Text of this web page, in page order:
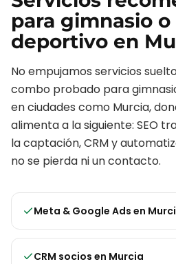
para gimnasio
deportivo en
No empujamos servicios
combo probado para
en ciudades como Murcia,
alimenta a la siguiente: SEO
la captación, CRM y
no se pierda ni un contacto.
Meta & Google Ads en
CRM socios en Murcia